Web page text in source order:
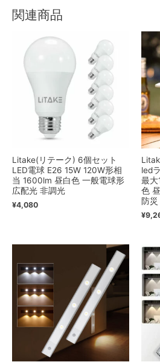
関連商品
Litake(リテーク) 6個セット
LED電球 E26 15W 120W形相
当 1600lm 昼白色 一般電球形
広配光 非調光
¥4,080
led
最大
色
防災
¥